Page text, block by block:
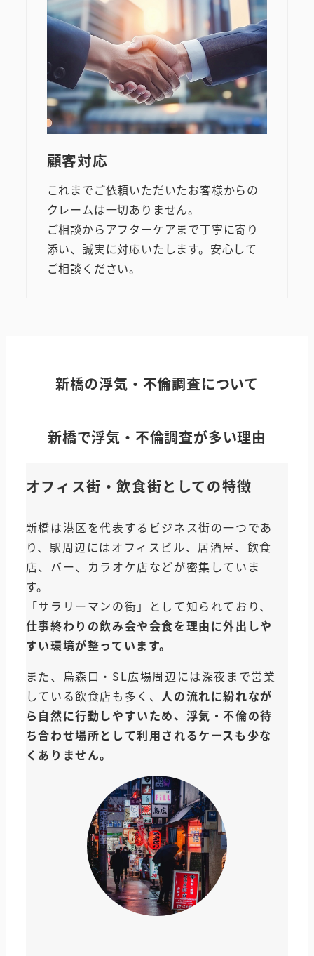
顧客対応
これまでご依頼いただいたお客様からの
クレームは一切ありません。
ご相談からアフターケアまで丁寧に寄り
添い、誠実に対応いたします。安心して
ご相談ください。
新橋の浮気・不倫調査について
新橋で浮気・不倫調査が多い理由
オフィス街・飲食街としての特徴
新橋は港区を代表するビジネス街の一つであ
り、駅周辺にはオフィスビル、居酒屋、飲食
店、バー、カラオケ店などが密集していま
す。
「サラリーマンの街」として知られており、
仕事終わりの飲み会や会食を理由に外出しや
すい環境が整っています。
また、烏森口・SL広場周辺には深夜まで営業
している飲食店も多く、人の流れに紛れなが
ら自然に行動しやすいため、浮気・不倫の待
ち合わせ場所として利用されるケースも少な
くありません。